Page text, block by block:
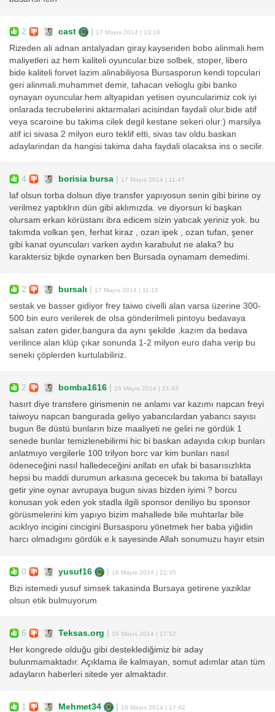
2 cast | 17 Mayıs 2014 | 13:18
Rizeden ali adnan antalyadan giray.kayseriden bobo alinmali.hem
maliyetleri az hem kaliteli oyuncular.bize solbek, stoper, libero
bide kaliteli forvet lazim.alinabiliyosa Bursasporun kendi topculari
geri alinmali.muhammet demir, tahacan velioglu gibi banko
oynayan oyuncular.hem altyapidan yetisen oyuncularimiz cok iyi
onlarada tecrubelerini aktarmalari acisindan faydali olur.bide atif
veya scaroine bu takima cilek degil kestane sekeri olur:) marsilya
atif ici sivasa 2 milyon euro teklif etti, sivas tav oldu.baskan
adaylarindan da hangisi takima daha faydali olacaksa ins o secilir.
4 borisia bursa | 17 Mayıs 2014 | 11:47
laf olsun torba dolsun diye transfer yapıyosun senin gibi birine oy
verilmez yaptıklrın dün gibi aklımızda. ve diyorsun ki başkan
olursam erkan körüstanı ibra edicem sizin yatıcak yeriniz yok. bu
takımda volkan şen, ferhat kiraz , ozan ipek , ozan tufan, şener
gibi kanat oyuncuları varken aydın karabulut ne alaka? bu
karaktersiz bjkde oynarken ben Bursada oynamam demedimi.
2 bursalı | 17 Mayıs 2014 | 11:19
sestak ve basser gidiyor frey taiwo civelli alan varsa üzerine 300-
500 bin euro verilerek de olsa gönderilmeli pintoyu bedavaya
salsan zaten gider,bangura da aynı şekilde ,kazım da bedava
verilince alan klüp çıkar sonunda 1-2 milyon euro daha verip bu
seneki çöplerden kurtulabiliriz.
2 bomba1616 | 16 Mayıs 2014 | 21:43
hasırt diye transfere girismenin ne anlamı var kazımı napcan freyi
taiwoyu napcan bangurada geliyo yabancılardan yabancı sayısı
bugun 8e düstü bunların bize maaliyeti ne geliri ne gördük 1
senede bunlar temizlenebilirmi hic bi baskan adayıda cıkıp bunları
anlatmıyo vergilerle 100 trilyon borc var kim bunları nasıl
ödeneceğini nasıl halledeceğini anllatı en ufak bi basarısızlıkta
hepsi bu maddi durumun arkasına gececek bu takıma bi batallayı
getir yine oynar avrupaya bugun sivas bizden iyimi ? borcu
konusan yok eden yok stadla ilgili sponsor deniliyo bu sponsor
görüsmelerini kim yapıyo bizim mahallede bile muhtarlar bile
acıklıyo incigini cincigini Bursasporu yönetmek her baba yiğidin
harcı olmadıgını gördük e.k sayesinde Allah sonumuzu hayır etsin
0 yusuf16 | 16 Mayıs 2014 | 21:35
Bizi istemedi yusuf simsek takasinda Bursaya getirene yaziklar
olsun etik bulmuyorum
6 Teksas.org | 16 Mayıs 2014 | 17:52
Her kongrede olduğu gibi desteklediğimiz bir aday
bulunmamaktadır. Açıklama ile kalmayan, somut adımlar atan tüm
adayların haberleri sitede yer almaktadır.
1 Mehmet34 | 16 Mayıs 2014 | 17:42